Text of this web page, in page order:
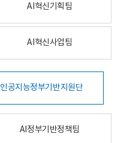
AI혁신기획팀
AI혁신사업팀
인공지능정부기반지원단
AI정부기반정책팀